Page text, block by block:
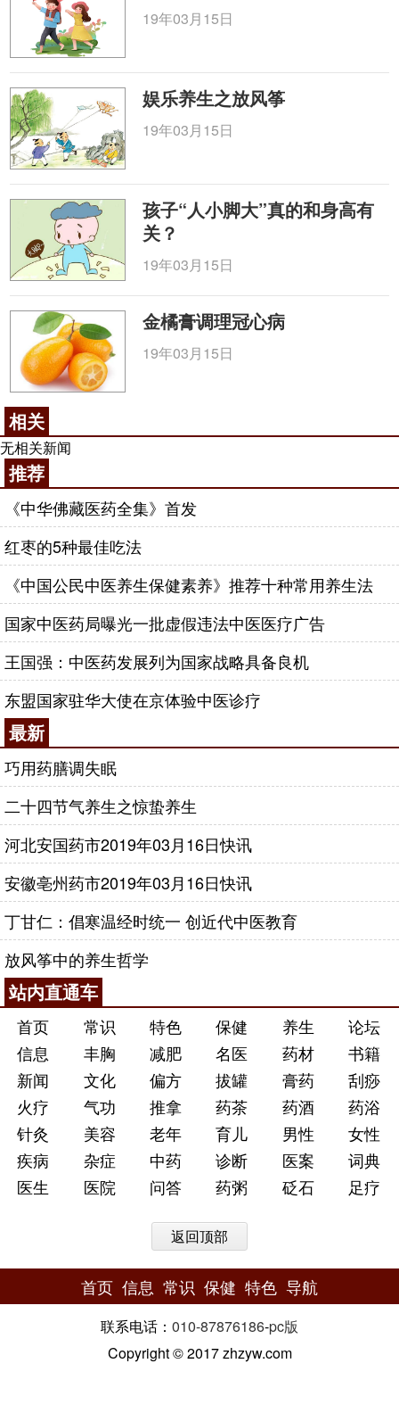
19年03月15日
娱乐养生之放风筝
19年03月15日
孩子“人小脚大”真的和身高有
关？
19年03月15日
金橘膏调理冠心病
19年03月15日
相关
无相关新闻
推荐
《中华佛藏医药全集》首发
红枣的5种最佳吃法
《中国公民中医养生保健素养》推荐十种常用养生法
国家中医药局曝光一批虚假违法中医医疗广告
王国强：中医药发展列为国家战略具备良机
东盟国家驻华大使在京体验中医诊疗
最新
巧用药膳调失眠
二十四节气养生之惊蛰养生
河北安国药市2019年03月16日快讯
安徽亳州药市2019年03月16日快讯
丁甘仁：倡寒温经时统一 创近代中医教育
放风筝中的养生哲学
站内直通车
首页 常识 特色 保健 养生
论坛
信息
丰胸 减肥 名医 药材
书籍
新闻
文化 偏方 拔罐 膏药
刮痧
火疗
气功 推拿 药茶 药酒
药浴
针灸
美容 老年 育儿 男性
女性
疾病
杂症 中药 诊断 医案
词典
医生
医院 问答 药粥 砭石 足疗
返回顶部
首页 信息 常识 保健 特色 导航
联系电话： 010-87876186-pc版
Copyright © 2017 zhzyw.com